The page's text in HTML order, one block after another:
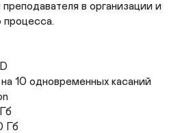
в организации и
процесса.
10 одновременных касаний
Гб